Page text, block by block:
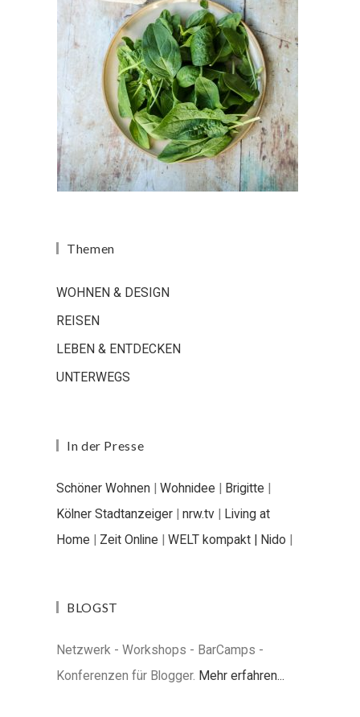
Themen
WOHNEN & DESIGN
REISEN
LEBEN & ENTDECKEN
UNTERWEGS
In der Presse
Schöner Wohnen | Wohnidee | Brigitte |
Kölner Stadtanzeiger | nrw.tv | Living at
Home | Zeit Online | WELT kompakt | Nido |
BLOGST
Netzwerk - Workshops - BarCamps -
Konferenzen für Blogger. Mehr erfahren...